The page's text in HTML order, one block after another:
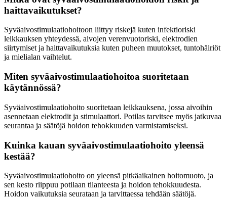
haittavaikutukset?
Syväaivostimulaatiohoitoon liittyy riskejä kuten infektioriski
leikkauksen yhteydessä, aivojen verenvuotoriski, elektrodien
siirtymiset ja haittavaikutuksia kuten puheen muutokset, tuntohäiriöt
ja mielialan vaihtelut.
Miten syväaivostimulaatiohoitoa suoritetaan
käytännössä?
Syväaivostimulaatiohoito suoritetaan leikkauksena, jossa aivoihin
asennetaan elektrodit ja stimulaattori. Potilas tarvitsee myös jatkuvaa
seurantaa ja säätöjä hoidon tehokkuuden varmistamiseksi.
Kuinka kauan syväaivostimulaatiohoito yleensä
kestää?
Syväaivostimulaatiohoito on yleensä pitkäaikainen hoitomuoto, ja
sen kesto riippuu potilaan tilanteesta ja hoidon tehokkuudesta.
Hoidon vaikutuksia seurataan ja tarvittaessa tehdään säätöjä.